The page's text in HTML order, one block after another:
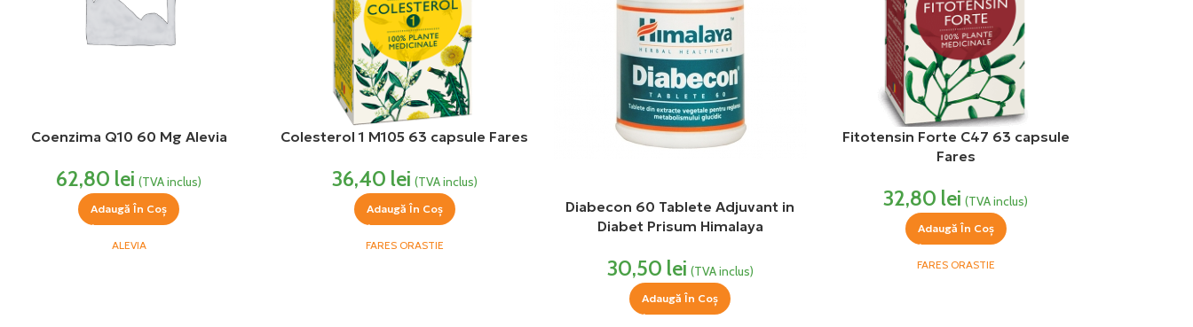
Coenzima Q10 60 Mg Alevia
62,80 lei (TVA inclus)
Adaugă În Coș
ALEVIA
Colesterol 1 M105 63 capsule Fares
36,40 lei (TVA inclus)
Adaugă În Coș
FARES ORASTIE
Diabecon 60 Tablete Adjuvant in
Diabet Prisum Himalaya
30,50 lei (TVA inclus)
Adaugă În Coș
Fitotensin Forte C47 63 capsule
Fares
32,80 lei (TVA inclus)
Adaugă În Coș
FARES ORASTIE